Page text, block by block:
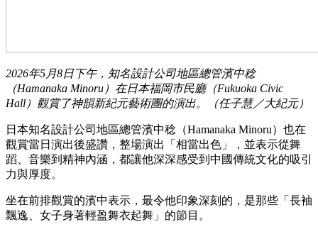
2026年5月8日下午，知名設計公司地區總管濱中稔
（Hamanaka Minoru）在日本福岡市民廳（Fukuoka Civic
Hall）觀賞了神韻新紀元藝術團的演出。（任子慧／大紀元）
日本知名設計公司地區總管濱中稔（Hamanaka Minoru）也在
觀賞當日演出後盛讚，整場演出「相當出色」，並表示從舞
蹈、音樂到精神內涵，都讓他深深感受到中國傳統文化的吸引
力與厚度。
坐在前排觀賞的濱中表示，最令他印象深刻的，是那些「長袖
飄逸、女子身著輕盈舞衣起舞」的節目。